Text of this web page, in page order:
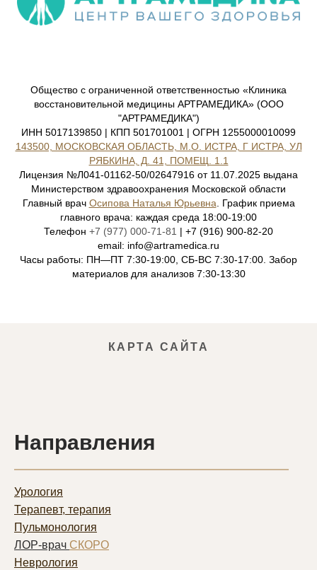
Общество с ограниченной ответственностью «Клиника
восстановительной медицины АРТРАМЕДИКА» (ООО
"АРТРАМЕДИКА")
ИНН 5017139850 | КПП 501701001 | ОГРН 1255000010099
143500, МОСКОВСКАЯ ОБЛАСТЬ, М.О. ИСТРА, Г ИСТРА, УЛ
РЯБКИНА, Д. 41, ПОМЕЩ. 1.1
Лицензия №Л041-01162-50/02647916 от 11.07.2025 выдана
Министерством здравоохранения Московской области
Главный врач Осипова Наталья Юрьевна . График приема
главного врача: каждая среда 18:00-19:00
Телефон +7 (977) 000-71-81 | +7 (916) 900-82-20
email: info@artramedica.ru
Часы работы: ПН—ПТ 7:30-19:00, СБ-ВС 7:30-17:00. Забор
материалов для анализов 7:30-13:30
КАРТА САЙТА
Направления
Урология
Терапевт, терапия
Пульмонология
ЛОР-врач СКОРО
Неврология